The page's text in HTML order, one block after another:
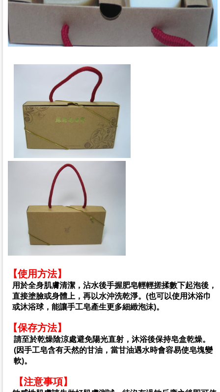
【使用方法】
用於全身肌膚清潔，沾水後手握肥皂輕輕搓揉數下起泡後，
直接塗臉或身體上，再以水沖洗乾淨。(也可以使用沐浴巾
或沐浴球，能讓手工皂產生更多細緻泡沫)。
【保存方法】
請至於乾燥陰涼處避免陽光直射，沐浴後保持皂盒乾燥。
(因手工皂含有天然的甘油，當甘油遇水時會容易使皂塊變
軟)。
【注意事項】